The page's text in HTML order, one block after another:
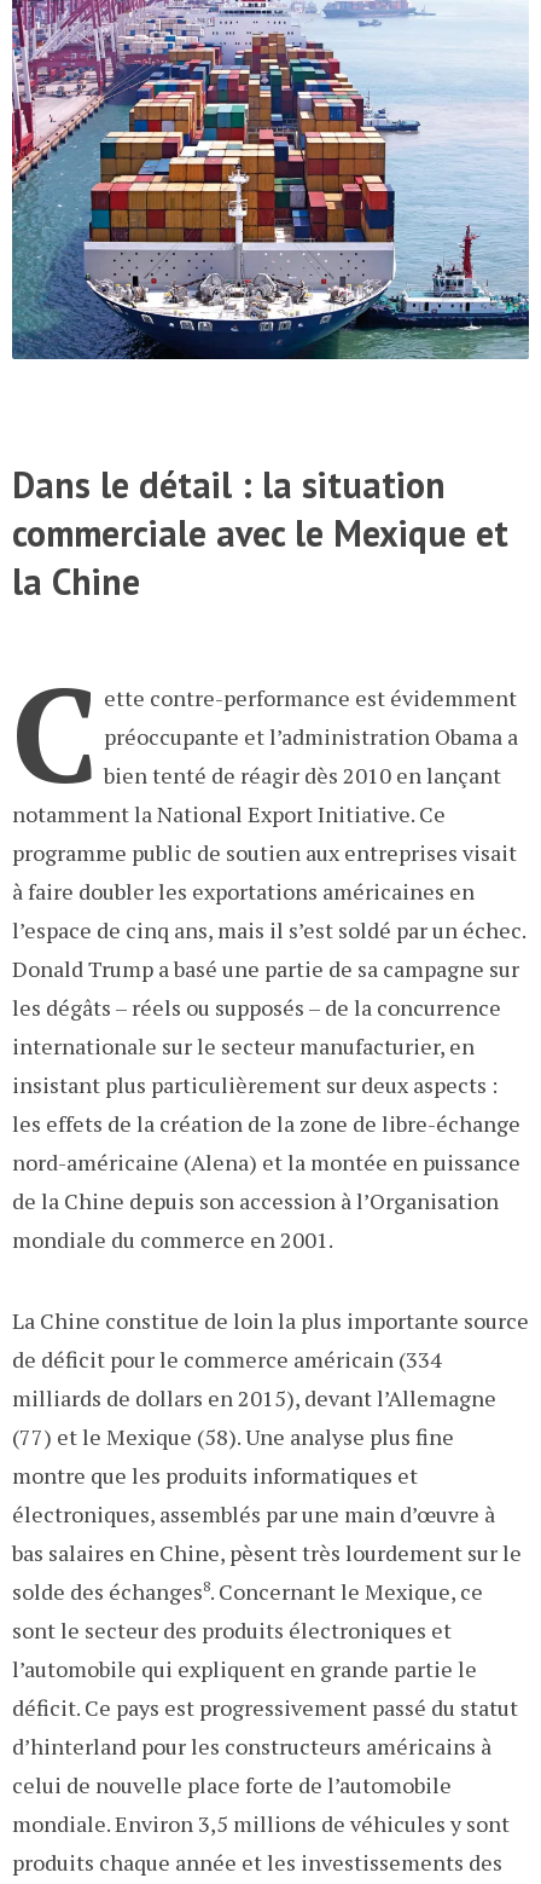
Dans le détail : la situation
commerciale avec le Mexique et
la Chine
C ette contre-performance est évidemment
préoccupante et l’administration Obama a
bien tenté de réagir dès 2010 en lançant
notamment la National Export Initiative. Ce
programme public de soutien aux entreprises visait
à faire doubler les exportations américaines en
l’espace de cinq ans, mais il s’est soldé par un échec.
Donald Trump a basé une partie de sa campagne sur
les dégâts – réels ou supposés – de la concurrence
internationale sur le secteur manufacturier, en
insistant plus particulièrement sur deux aspects :
les effets de la création de la zone de libre-échange
nord-américaine (Alena) et la montée en puissance
de la Chine depuis son accession à l’Organisation
mondiale du commerce en 2001.
La Chine constitue de loin la plus importante source
de déficit pour le commerce américain (334
milliards de dollars en 2015), devant l’Allemagne
(77) et le Mexique (58). Une analyse plus fine
montre que les produits informatiques et
électroniques, assemblés par une main d’œuvre à
bas salaires en Chine, pèsent très lourdement sur le
solde des échanges8. Concernant le Mexique, ce
sont le secteur des produits électroniques et
l’automobile qui expliquent en grande partie le
déficit. Ce pays est progressivement passé du statut
d’hinterland pour les constructeurs américains à
celui de nouvelle place forte de l’automobile
mondiale. Environ 3,5 millions de véhicules y sont
produits chaque année et les investissements des